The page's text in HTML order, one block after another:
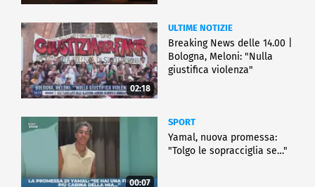
02:18
ULTIME NOTIZIE
Breaking News delle 14.00 |
Bologna, Meloni: "Nulla
giustifica violenza"
00:07
SPORT
Yamal, nuova promessa:
"Tolgo le sopracciglia se…"